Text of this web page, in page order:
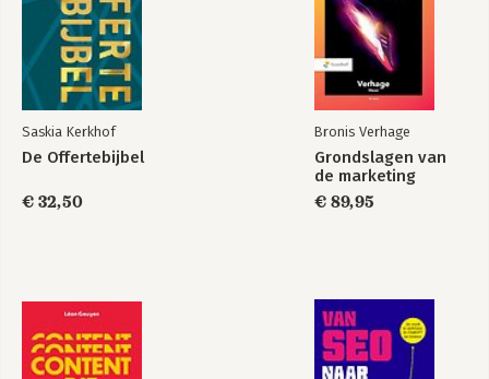
Saskia Kerkhof
De Offertebijbel
€ 32,50
Bronis Verhage
Grondslagen van
de marketing
€ 89,95